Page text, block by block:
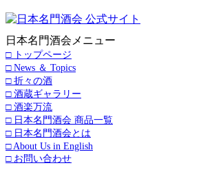
日本名門酒会メニュー
□ トップページ
□ News ＆ Topics
□ 折々の酒
□ 酒蔵ギャラリー
□ 酒楽万流
□ 日本名門酒会 商品一覧
□ 日本名門酒会とは
□ About Us in English
□ お問い合わせ